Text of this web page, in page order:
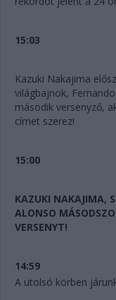
15:03
Kazuki Nakajima
világbajnok,
második versenyző,
címet szerez!
15:00
KAZUKI NAKAJIMA,
ALONSO
VERSENYT!
14:59
A utolsó körben